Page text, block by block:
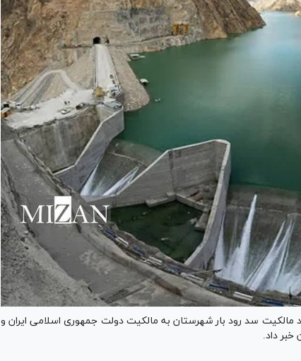
مالکیت سد رود بار شهرستان به مالکیت دولت جمهوری اسلامی ایران و
داد.